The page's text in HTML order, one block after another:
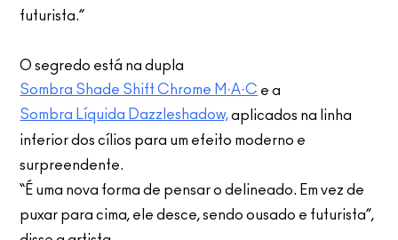
futurista.”
O segredo está na dupla
Sombra Shade Shift Chrome M·A·C e a
Sombra Líquida Dazzleshadow,aplicados na linha
inferior dos cílios para um efeito moderno e
surpreendente.
“É uma nova forma de pensar o delineado. Em vez de
puxar para cima, ele desce, sendo ousado e futurista”,